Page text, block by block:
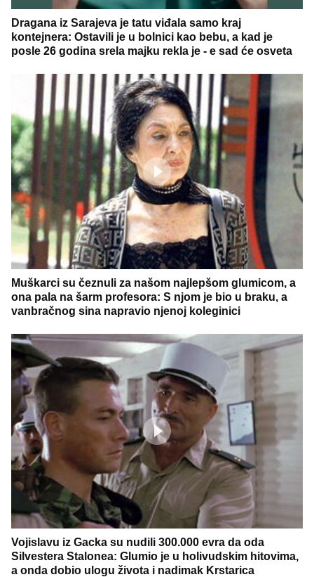
Dragana iz Sarajeva je tatu viđala samo kraj
kontejnera: Ostavili je u bolnici kao bebu, a kad je
posle 26 godina srela majku rekla je - e sad će osveta
Muškarci su čeznuli za našom najlepšom glumicom, a
ona pala na šarm profesora: S njom je bio u braku, a
vanbračnog sina napravio njenoj koleginici
Vojislavu iz Gacka su nudili 300.000 evra da oda
Silvestera Stalonea: Glumio je u holivudskim hitovima,
a onda dobio ulogu života i nadimak Krstarica